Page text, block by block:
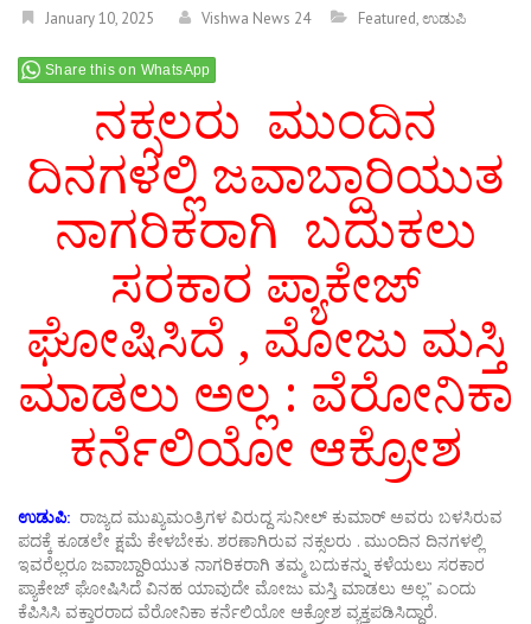
January 10, 2025 Vishwa News 24 Featured,ಉಡುಪಿ
Share this on WhatsApp
ನಕ್ಸಲರು ಮುಂದಿನ
ದಿನಗಳಲ್ಲಿ ಜವಾಬ್ದಾರಿಯುತ
ನಾಗರಿಕರಾಗಿ ಬದುಕಲು
ಸರಕಾರ ಪ್ಯಾಕೇಜ್
ಘೋಷಿಸಿದೆ , ಮೋಜು ಮಸ್ತಿ
ಮಾಡಲು ಅಲ್ಲ : ವೆರೋನಿಕಾ
ಕರ್ನೆಲಿಯೋ ಆಕ್ರೋಶ
ಉಡುಪಿ: ರಾಜ್ಯದ ಮುಖ್ಯಮಂತ್ರಿಗಳ ವಿರುದ್ದ ಸುನೀಲ್ ಕುಮಾರ್ ಅವರು ಬಳಸಿರುವ
ಪದಕ್ಕೆ ಕೂಡಲೇ ಕ್ಷಮೆ ಕೇಳಬೇಕು. ಶರಣಾಗಿರುವ ನಕ್ಸಲರು . ಮುಂದಿನ ದಿನಗಳಲ್ಲಿ
ಇವರೆಲ್ಲರೂ ಜವಾಬ್ದಾರಿಯುತ ನಾಗರಿಕರಾಗಿ ತಮ್ಮ ಬದುಕನ್ನು ಕಳೆಯಲು ಸರಕಾರ
ಪ್ಯಾಕೇಜ್ ಘೋಷಿಸಿದೆ ವಿನಹ ಯಾವುದೇ ಮೋಜು ಮಸ್ತಿ ಮಾಡಲು ಅಲ್ಲ” ಎಂದು
ಕೆಪಿಸಿಸಿ ವಕ್ತಾರರಾದ ವೆರೋನಿಕಾ ಕರ್ನೆಲಿಯೋ ಆಕ್ರೋಶ ವ್ಯಕ್ತಪಡಿಸಿದ್ದಾರೆ.